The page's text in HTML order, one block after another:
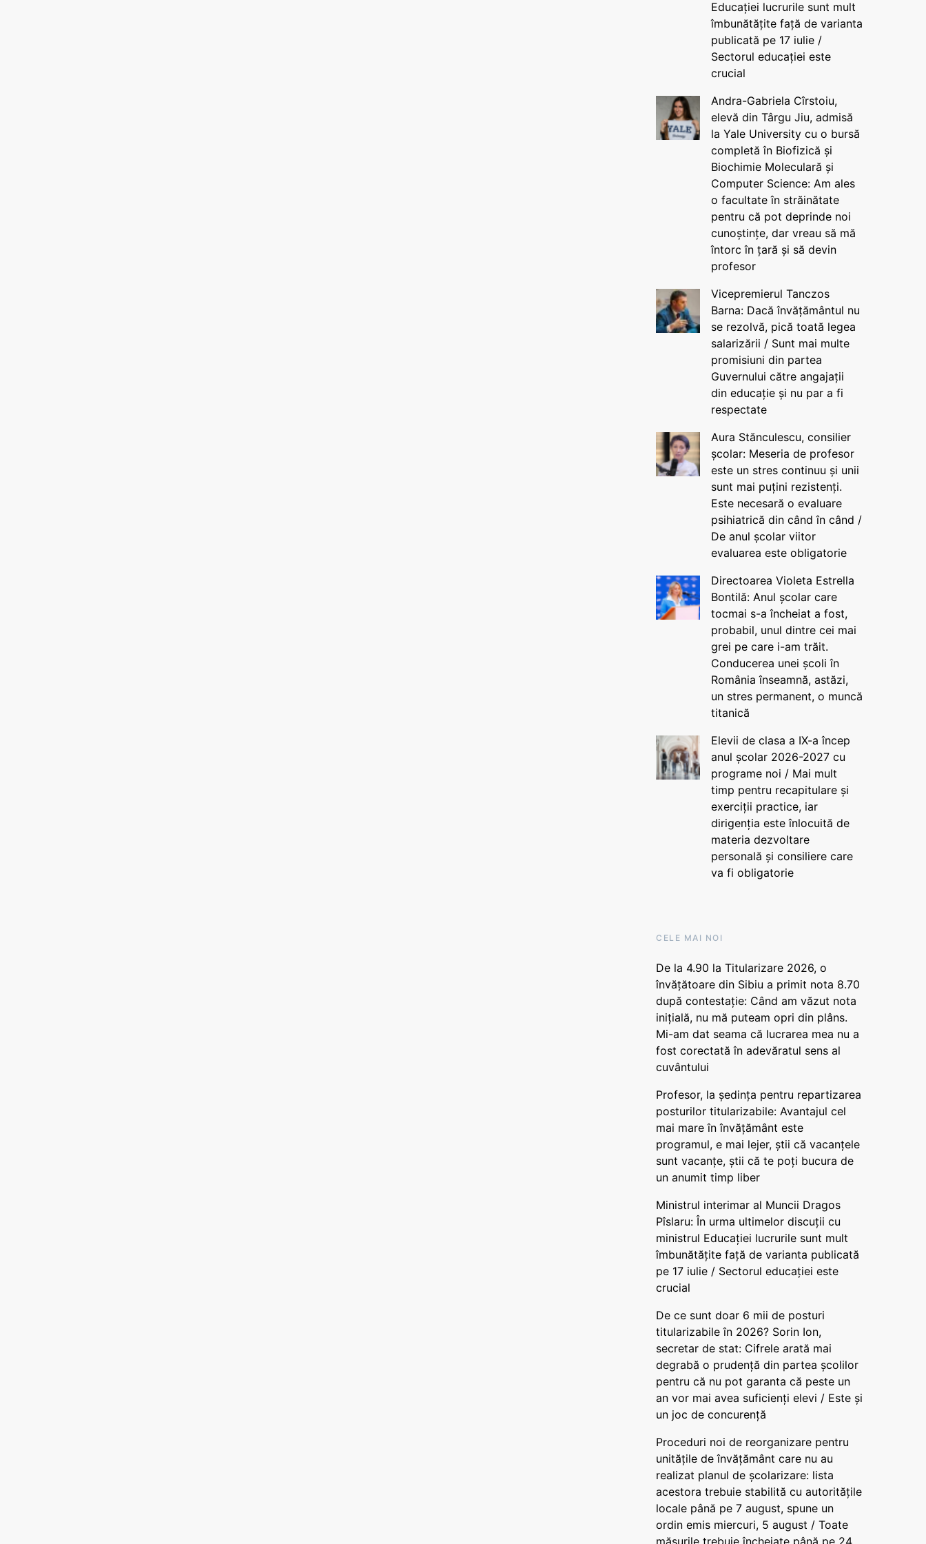
Educației lucrurile sunt mult
îmbunătățite față de varianta
publicată pe 17 iulie /
Sectorul educației este
crucial
Andra-Gabriela Cîrstoiu,
elevă din Târgu Jiu, admisă
la Yale University cu o bursă
completă în Biofizică și
Biochimie Moleculară și
Computer Science: Am ales
o facultate în străinătate
pentru că pot deprinde noi
cunoștințe, dar vreau să mă
întorc în țară și să devin
profesor
Vicepremierul Tanczos
Barna: Dacă învățământul nu
se rezolvă, pică toată legea
salarizării / Sunt mai multe
promisiuni din partea
Guvernului către angajații
din educație și nu par a fi
respectate
Aura Stănculescu, consilier
școlar: Meseria de profesor
este un stres continuu și unii
sunt mai puțini rezistenți.
Este necesară o evaluare
psihiatrică din când în când /
De anul școlar viitor
evaluarea este obligatorie
Directoarea Violeta Estrella
Bontilă: Anul școlar care
tocmai s-a încheiat a fost,
probabil, unul dintre cei mai
grei pe care i-am trăit.
Conducerea unei școli în
România înseamnă, astăzi,
un stres permanent, o muncă
titanică
Elevii de clasa a IX-a încep
anul școlar 2026-2027 cu
programe noi / Mai mult
timp pentru recapitulare și
exerciții practice, iar
dirigenția este înlocuită de
materia dezvoltare
personală și consiliere care
va fi obligatorie
CELE MAI NOI
De la 4.90 la Titularizare 2026, o
învățătoare din Sibiu a primit nota 8.70
după contestație: Când am văzut nota
inițială, nu mă puteam opri din plâns.
Mi-am dat seama că lucrarea mea nu a
fost corectată în adevăratul sens al
cuvântului
Profesor, la ședința pentru repartizarea
posturilor titularizabile: Avantajul cel
mai mare în învățământ este
programul, e mai lejer, știi că vacanțele
sunt vacanţe, știi că te poți bucura de
un anumit timp liber
Ministrul interimar al Muncii Dragos
Pîslaru: În urma ultimelor discuții cu
ministrul Educației lucrurile sunt mult
îmbunătățite față de varianta publicată
pe 17 iulie / Sectorul educației este
crucial
De ce sunt doar 6 mii de posturi
titularizabile în 2026? Sorin Ion,
secretar de stat: Cifrele arată mai
degrabă o prudență din partea școlilor
pentru că nu pot garanta că peste un
an vor mai avea suficienți elevi / Este și
un joc de concurență
Proceduri noi de reorganizare pentru
unitățile de învățământ care nu au
realizat planul de școlarizare: lista
acestora trebuie stabilită cu autoritățile
locale până pe 7 august, spune un
ordin emis miercuri, 5 august / Toate
măsurile trebuie încheiate până pe 24